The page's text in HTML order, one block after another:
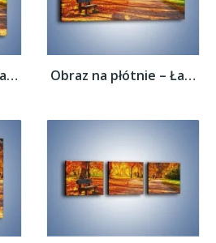
Obraz na płótnie – Ławka pod dębem –... Obraz na płótnie – Ławka pod dębem –...